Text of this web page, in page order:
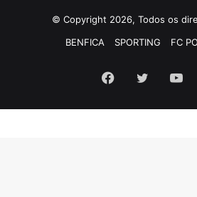
© Copyright 2026, Todos os
BENFICA
SPORTING FC
Facebook
Twitter